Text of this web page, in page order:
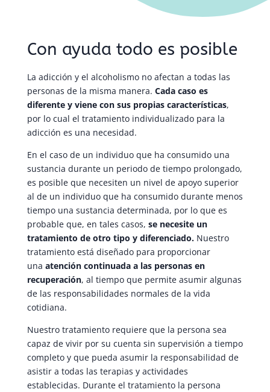
Con ayuda todo es posible
La adicción y el alcoholismo no afectan a todas las
personas de la misma manera. Cada caso es
diferente y viene con sus propias características,
por lo cual el tratamiento individualizado para la
adicción es una necesidad.
En el caso de un individuo que ha consumido una
sustancia durante un periodo de tiempo prolongado,
es posible que necesiten un nivel de apoyo superior
al de un individuo que ha consumido durante menos
tiempo una sustancia determinada, por lo que es
probable que, en tales casos, se necesite un
tratamiento de otro tipo y diferenciado.Nuestro
tratamiento está diseñado para proporcionar
una atención continuada a las personas en
recuperación, al tiempo que permite asumir algunas
de las responsabilidades normales de la vida
cotidiana.
Nuestro tratamiento requiere que la persona sea
capaz de vivir por su cuenta sin supervisión a tiempo
completo y que pueda asumir la responsabilidad de
asistir a todas las terapias y actividades
establecidas. Durante el tratamiento la persona